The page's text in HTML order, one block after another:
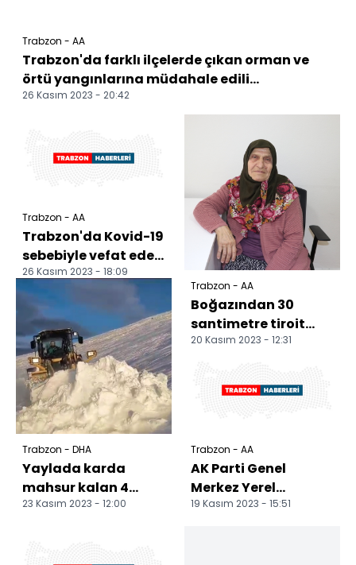
Trabzon - AA
Trabzon'da farklı ilçelerde çıkan orman ve
örtü yangınlarına müdahale edili...
26 Kasım 2023 - 20:42
Trabzon - AA
Trabzon'da Kovid-19
sebebiyle vefat eden
doktorun adı
laboratuvara verildi
26 Kasım 2023 - 18:09
Trabzon - DHA
Yaylada karda
mahsur kalan 4
besici, kurtarıldı
23 Kasım 2023 - 12:00
Trabzon - AA
Boğazından 30
santimetre tiroit
kitlesi çıkarılan
şikayetlerinden kur...
20 Kasım 2023 - 12:31
Trabzon - AA
AK Parti Genel
Merkez Yerel
Yönetimler Başkan
19 Kasım 2023 - 15:51